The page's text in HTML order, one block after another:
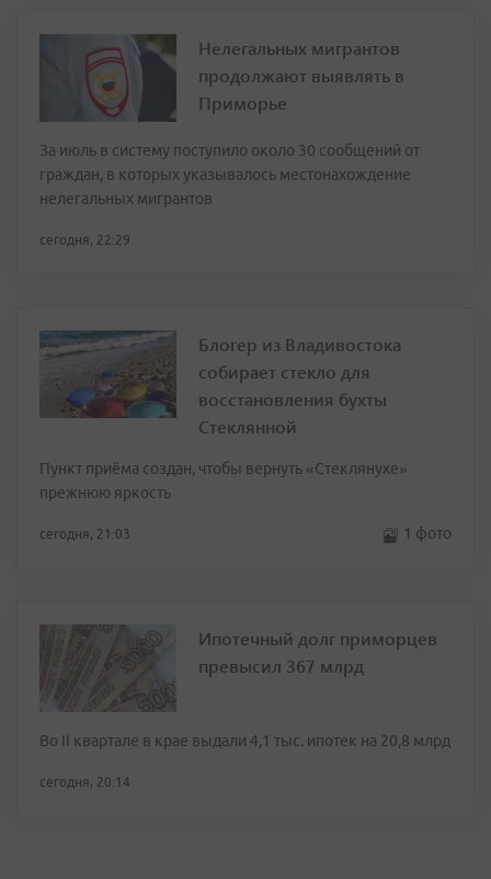
Нелегальных мигрантов
продолжают выявлять в
Приморье
За июль в систему поступило около 30 сообщений от
граждан, в которых указывалось местонахождение
нелегальных мигрантов
сегодня, 22:29
Блогер из Владивостока
собирает стекло для
восстановления бухты
Стеклянной
Пункт приёма создан, чтобы вернуть «Стеклянухе»
прежнюю яркость
сегодня, 21:03 1 фото
Ипотечный долг приморцев
превысил 367 млрд
Во II квартале в крае выдали 4,1 тыс. ипотек на 20,8 млрд
сегодня, 20:14